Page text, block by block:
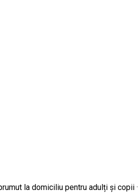
la domiciliu pentru adulți și copii ·